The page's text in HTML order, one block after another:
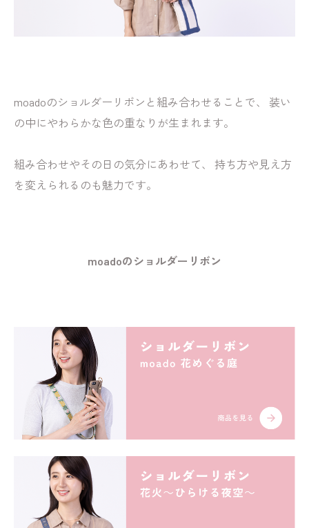
moadoのショルダーリボンと組み合わせることで、 装い
の中にやわらかな色の重なりが生まれます。
組み合わせやその日の気分にあわせて、 持ち方や見え方
を変えられるのも魅力です。
moadoのショルダーリボン